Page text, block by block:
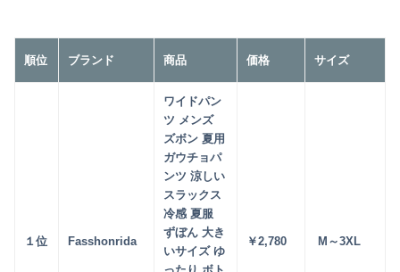
順位 ブランド 商品 価格 サイズ
１位 Fasshonrida
ワイドパン
ツ メンズ
ズボン 夏用
ガウチョパ
ンツ 涼しい
スラックス
冷感 夏服
ずぼん 大き
いサイズ ゆ
￥2,780 M～3XL